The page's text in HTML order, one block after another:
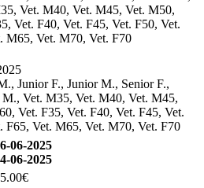
Vet. M40, Vet. M45, Vet. M50,
Vet. F40, Vet. F45, Vet. F50, Vet.
M65, Vet. M70, Vet. F70
Junior F., Junior M., Senior F.,
Vet. M35, Vet. M40, Vet. M45,
Vet. F35, Vet. F40, Vet. F45, Vet.
F65, Vet. M65, Vet. M70, Vet. F70
06-2025
06-2025